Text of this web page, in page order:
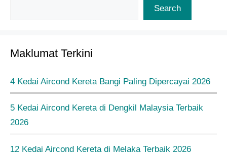
Search
Maklumat Terkini
4 Kedai Aircond Kereta Bangi Paling Dipercayai 2026
5 Kedai Aircond Kereta di Dengkil Malaysia Terbaik
2026
12 Kedai Aircond Kereta di Melaka Terbaik 2026